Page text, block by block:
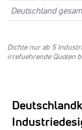
Deutschland
Dichte nur ab 5
irrefuehrende Quoten